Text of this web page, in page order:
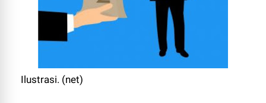
Ilustrasi. (net)